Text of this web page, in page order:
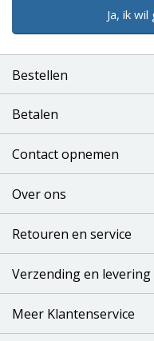
Ja, ik
Bestellen
Betalen
Contact opnemen
Over ons
Retouren en service
Verzending en levering
Meer Klantenservice